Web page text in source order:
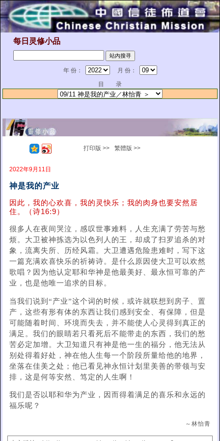
每日灵修小品
年 份：
月 份：
目 录
打印版 >> 繁體版 >>
2022年9月11日
神是我的产业
因此，我的心欢喜，我的灵快乐；我的肉身也要安然居
住。（诗16:9）
很多人在夜间哭泣，感叹世事难料，人生充满了劳苦与愁
烦。大卫被神拣选为以色列人的王，却成了扫罗追杀的对
象，流离失所、历经风霜。大卫遭遇危险患难时，写下这
一篇充满欢喜快乐的祈祷诗。是什么原因使大卫可以欢然
歌唱？因为他认定耶和华神是他最美好、最永恒可靠的产
业，也是他唯一追求的目标。
当我们说到“产业”这个词的时候，或许就联想到房子、置
产，这些有形有体的东西让我们感到安全、有保障，但是
可能随着时间、环境而失去，并不能使人心灵得到真正的
满足。我们的眼睛若只看死后不能带走的东西，我们的愁
苦必定加增。大卫知道只有神是他一生的福分，他无法从
别处得着好处，神在他人生每一个阶段所量给他的地界，
坐落在佳美之处；他已看见神永恒计划里美善的带领与安
排，这是何等安然、笃定的人生啊！
我们是否以耶和华为产业，因而得着满足的喜乐和永远的
福乐呢？
～林怡青